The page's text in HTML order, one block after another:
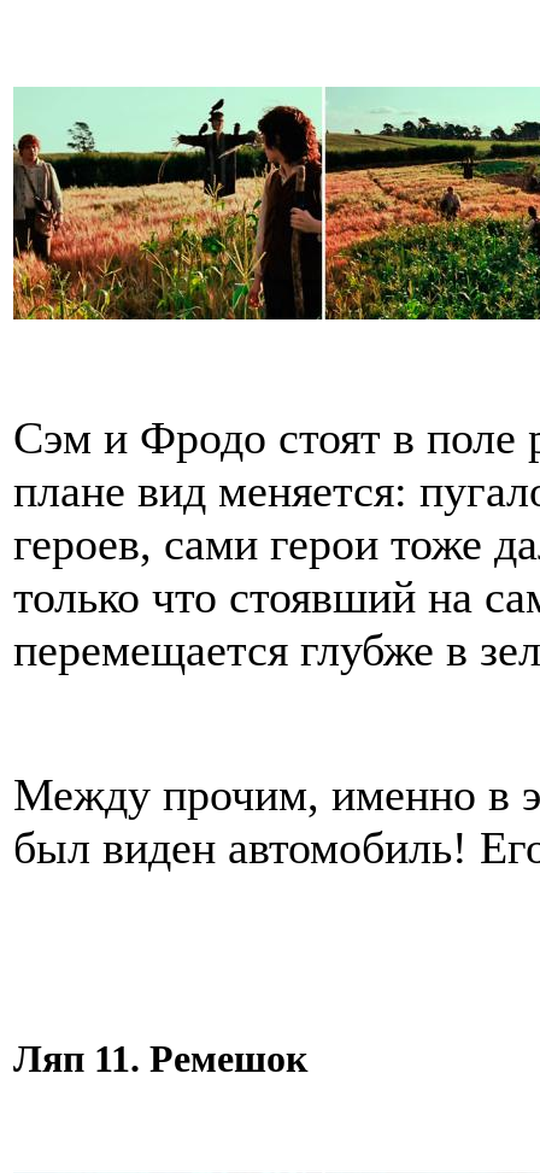
Сэм и Фродо стоят в
плане вид меняется:
героев, сами герои тоже
только что стоявший на
перемещается глубже в
Между прочим, именно в
был виден автомобиль!
Ляп 11. Ремешок